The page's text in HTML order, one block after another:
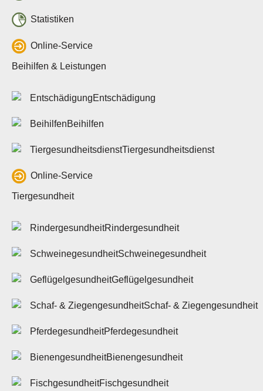
Beihilfe- und
Barrierefreiheit
Intern
ZeusX
Online-Support
Statistiken
Online-Service
Beihilfen & Leistungen
Entschädigung
Beihilfen
Tiergesundheitsdienst
Online-Service
Tiergesundheit
Rindergesundheit
Schweinegesundheit
Geflügelgesundheit
Schaf- & Ziegengesundheit
Pferdegesundheit
Bienengesundheit
Fischgesundheit